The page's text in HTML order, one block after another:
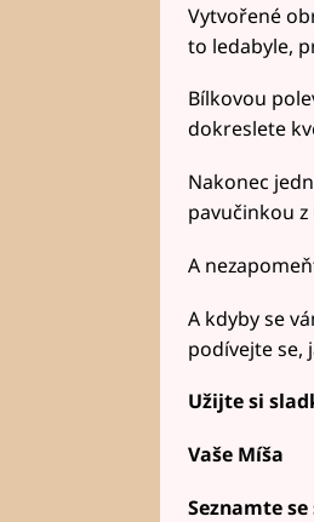
Vytvořené
to ledabyle,
Bílkovou
dokreslete
Nakonec
pavučinkou
A
A kdyby se
podívejte se,
Užijte si
Vaše Míša
Seznamte